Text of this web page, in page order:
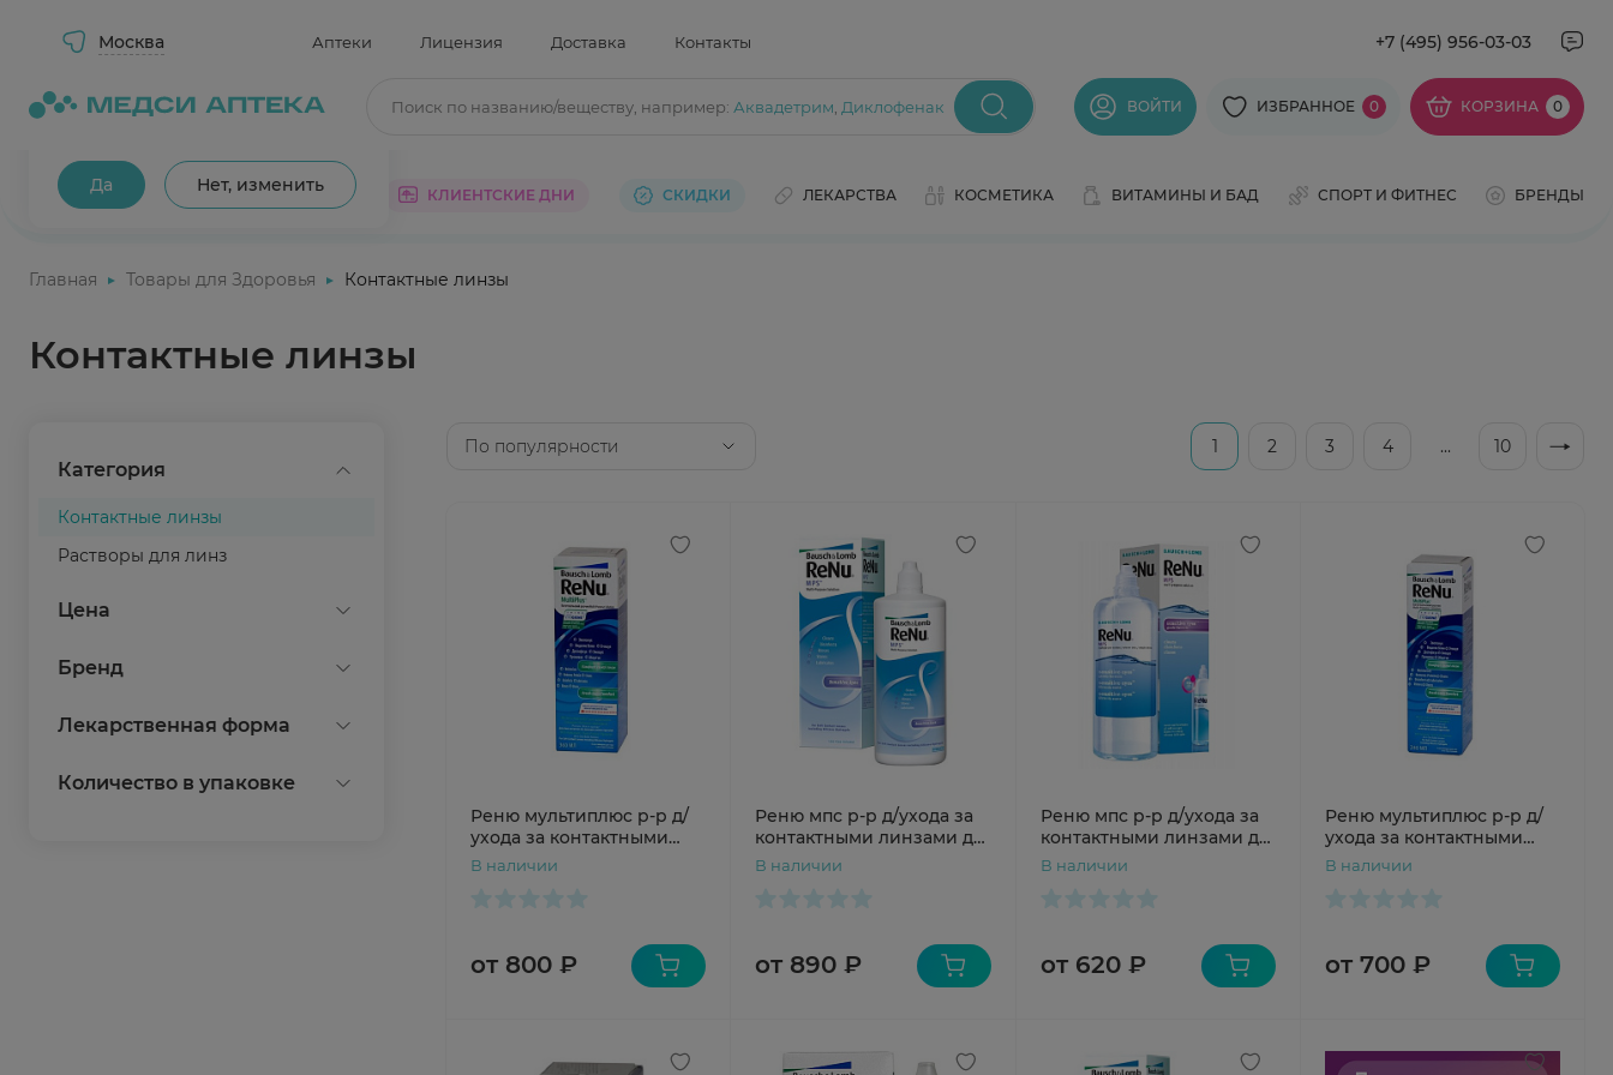
Москва
Ваш город Москва?
Да Нет, изменить
Аптеки Лицензия Доставка Контакты +7 (495) 956-03-03
Поиск по названию/веществу, например: Аквадетрим Диклофенак ВОЙТИ ИЗБРАННОЕ 0 КОРЗИНА 0
КАТАЛОГ АКЦИИ КЛИЕНТСКИЕ ДНИ СКИДКИ ЛЕКАРСТВА КОСМЕТИКА ВИТАМИНЫ И БАД СПОРТ И ФИТНЕС БРЕНДЫ
Главная Товары для Здоровья Контактные линзы
Контактные линзы
Категория
Контактные линзы
Растворы для линз
Показать все
Цена
Бренд
Лекарственная форма
Количество в упаковке
По популярности 1 2 3 4 ... 10
Реню мультиплюс р-р д/
ухода за контактными
линзами 360мл
В наличии
от 800 ₽
Реню мпс р-р д/ухода за
контактными линзами д/
чувст глаз 360мл
В наличии
от 890 ₽
Реню мпс р-р д/ухода за
контактными линзами д/
чувст глаз 240мл
В наличии
от 620 ₽
Реню мультиплюс р-р д/
ухода за контактными
линзами 240мл
В наличии
от 700 ₽